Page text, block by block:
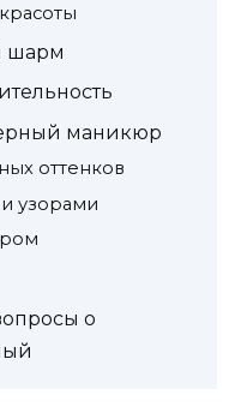
шарм
маникюр
оттенков
узорами
о